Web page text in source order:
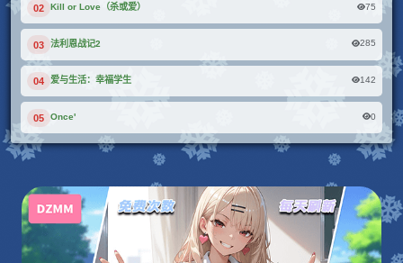
02 Kill or Love（杀或爱） 75
03 法利恩战记2 285
04 爱与生活：幸福学生 142
05 Once' 0